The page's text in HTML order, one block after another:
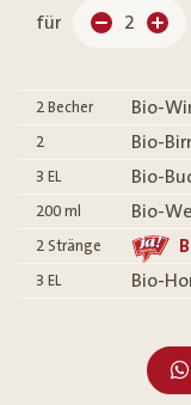
für 2
2 Becher Bio-
2 Bio-
3 EL Bio-
200 ml Bio-
2 Stränge
3 EL Bio-